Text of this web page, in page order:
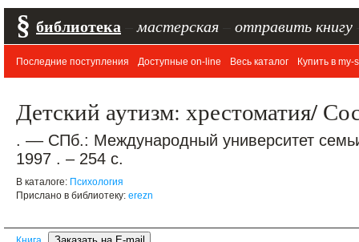
§ библиотека мастерская отправить книгу
Последние поступления Доступные on-line Весь каталог Купить в my-
Детский аутизм: хрестоматия/
. –– СПб.: Международный университет
1997 . – 254 с.
В каталоге: Психология
Прислано в библиотеку: erezn